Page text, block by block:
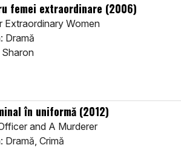
femei extraordinare (2006)
Extraordinary Women
Dramă
Sharon
în uniformă (2012)
and A Murderer
Dramă, Crimă